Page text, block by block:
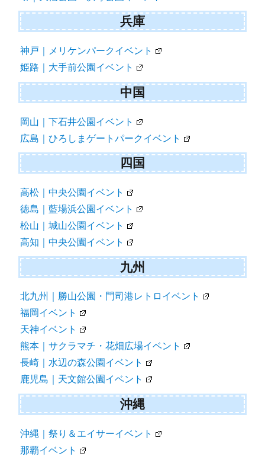
兵庫
神戸｜メリケンパークイベント
姫路｜大手前公園イベント
中国
岡山｜下石井公園イベント
広島｜ひろしまゲートパークイベント
四国
高松｜中央公園イベント
徳島｜藍場浜公園イベント
松山｜城山公園イベント
高知｜中央公園イベント
九州
北九州｜勝山公園・門司港レトロイベント
福岡イベント
天神イベント
熊本｜サクラマチ・花畑広場イベント
長崎｜水辺の森公園イベント
鹿児島｜天文館公園イベント
沖縄
沖縄｜祭り＆エイサーイベント
那覇イベント